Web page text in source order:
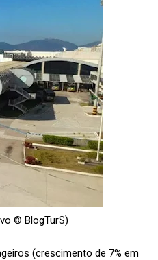
© BlogTurS)
(crescimento de 7% em